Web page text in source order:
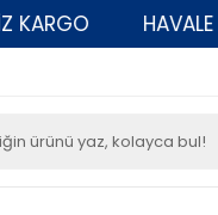
HAVALE İLE